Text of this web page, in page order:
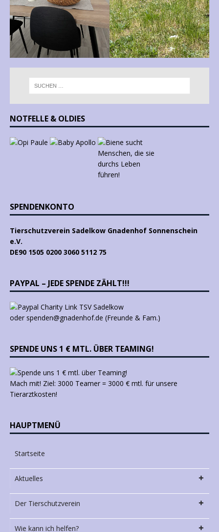
NOTFELLE & OLDIES
SPENDENKONTO
Tierschutzverein Sadelkow Gnadenhof Sonnenschein
e.V.
DE90 1505 0200 3060 5112 75
PAYPAL – JEDE SPENDE ZÄHLT!!!
oder spenden@gnadenhof.de (Freunde & Fam.)
SPENDE UNS 1 € MTL. ÜBER TEAMING!
Mach mit! Ziel: 3000 Teamer = 3000 € mtl. für unsere
Tierarztkosten!
HAUPTMENÜ
Startseite
Aktuelles
Der Tierschutzverein
Wie kann ich helfen?